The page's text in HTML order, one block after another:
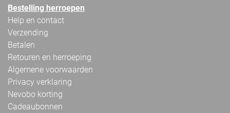
Bestelling herroepen
Help en contact
Verzending
Betalen
Retouren en herroeping
Algemene voorwaarden
Privacy verklaring
Nevobo korting
Cadeaubonnen